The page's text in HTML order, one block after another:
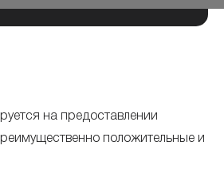
на предоставлении
положительные и